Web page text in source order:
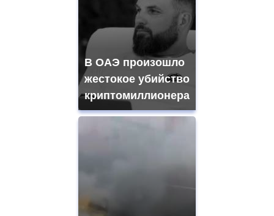
В ОАЭ произошло
жестокое убийство
криптомиллионера